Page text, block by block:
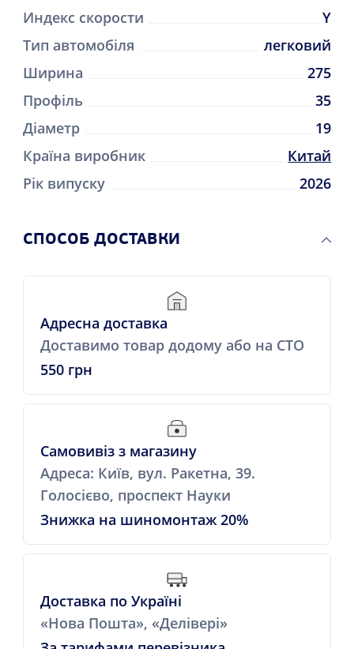
Индекс скорости
Y
Тип автомобіля
легковий
Ширина
275
Профіль
35
Діаметр
19
Країна виробник
Китай
Рік випуску
2026
CПОСОБ ДОСТАВКИ
Адресна доставка
Доставимо товар додому або на СТО
550 грн
Самовивіз з магазину
Адреса: Київ, вул. Ракетна, 39.
Голосієво, проспект Науки
Знижка на шиномонтаж 20%
Доставка по Україні
«Нова Пошта», «Делівері»